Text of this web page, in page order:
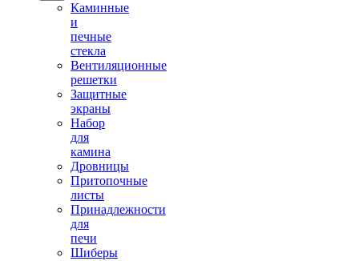
Каминные
и
печные
стекла
Вентиляционные
решетки
Защитные
экраны
Набор
для
камина
Дровницы
Притопочные
листы
Принадлежности
для
печи
Шиберы